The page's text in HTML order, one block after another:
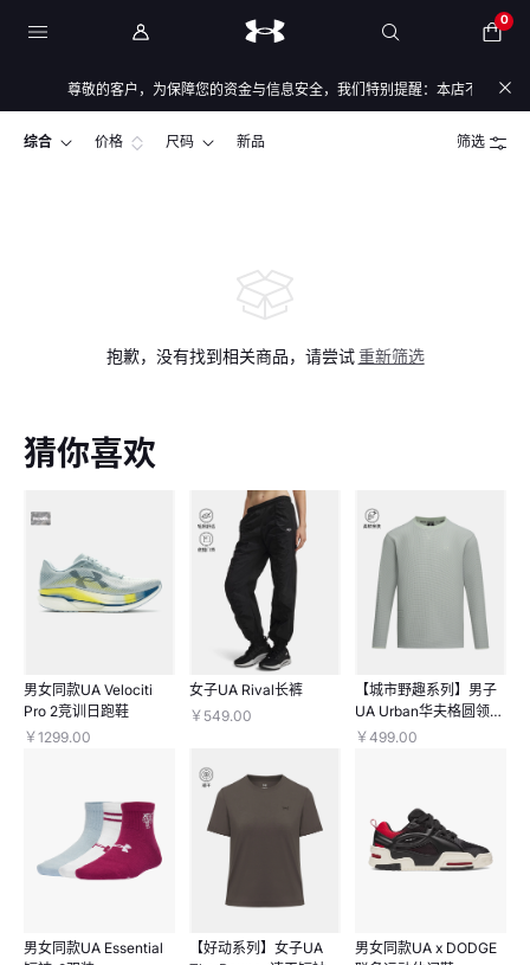
0
尊敬的客户，为保障您的资金与信息安全，我们特别提醒：本店不会开
综合 价格 尺码 新品 筛选
抱歉，没有找到相关商品，请尝试 重新筛选
猜你喜欢
男女同款UA Velociti
Pro 2竞训日跑鞋
￥1299.00
女子UA Rival长裤
￥549.00
【城市野趣系列】男子
UA Urban华夫格圆领长
袖上衣
￥499.00
男女同款UA Essential
【好动系列】女子UA
男女同款UA x DODGE